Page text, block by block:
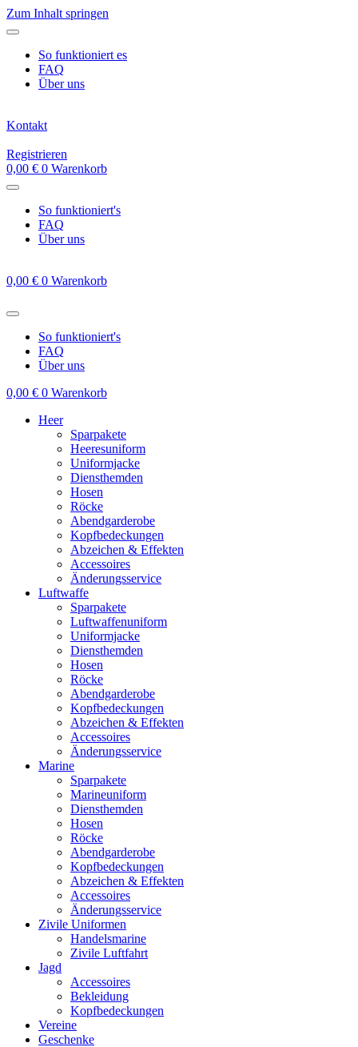
Zum Inhalt springen
So funktioniert es
FAQ
Über uns
Kontakt
Registrieren
0,00 € 0 Warenkorb
So funktioniert's
FAQ
Über uns
0,00 € 0 Warenkorb
So funktioniert's
FAQ
Über uns
0,00 € 0 Warenkorb
Heer
Sparpakete
Heeresuniform
Uniformjacke
Diensthemden
Hosen
Röcke
Abendgarderobe
Kopfbedeckungen
Abzeichen & Effekten
Accessoires
Änderungsservice
Luftwaffe
Sparpakete
Luftwaffenuniform
Uniformjacke
Diensthemden
Hosen
Röcke
Abendgarderobe
Kopfbedeckungen
Abzeichen & Effekten
Accessoires
Änderungsservice
Marine
Sparpakete
Marineuniform
Diensthemden
Hosen
Röcke
Abendgarderobe
Kopfbedeckungen
Abzeichen & Effekten
Accessoires
Änderungsservice
Zivile Uniformen
Handelsmarine
Zivile Luftfahrt
Jagd
Accessoires
Bekleidung
Kopfbedeckungen
Vereine
Geschenke